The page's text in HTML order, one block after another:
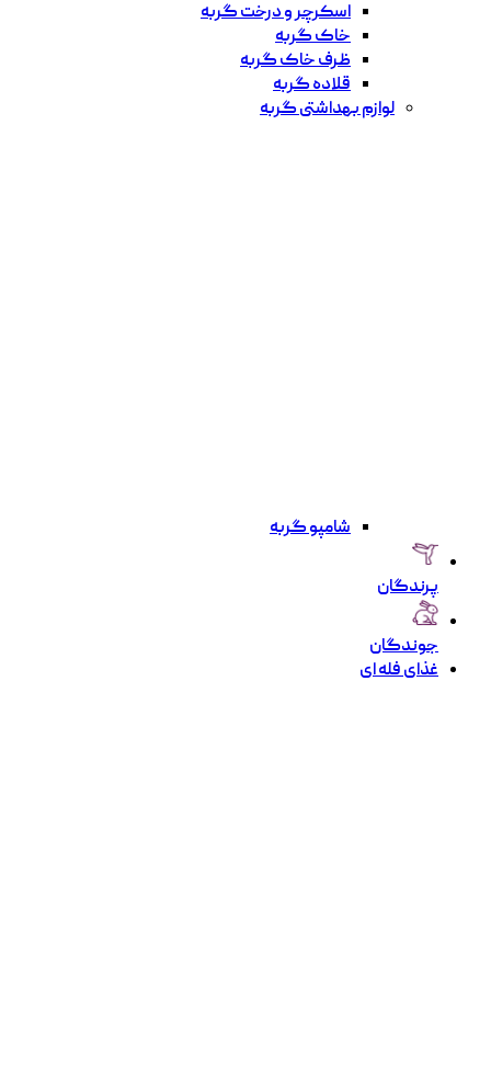
اسکرچر و درخت گربه
خاک گربه
ظرف خاک گربه
قلاده گربه
لوازم بهداشتی گربه
شامپو گربه
پرندگان
جوندگان
غذای فله ای